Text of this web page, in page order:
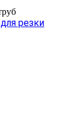
резки